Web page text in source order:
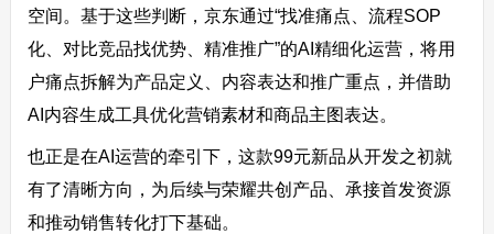
空间。基于这些判断，京东通过“找准痛点、流程SOP
化、对比竞品找优势、精准推广”的AI精细化运营，将用
户痛点拆解为产品定义、内容表达和推广重点，并借助
AI内容生成工具优化营销素材和商品主图表达。
也正是在AI运营的牵引下，这款99元新品从开发之初就
有了清晰方向，为后续与荣耀共创产品、承接首发资源
和推动销售转化打下基础。